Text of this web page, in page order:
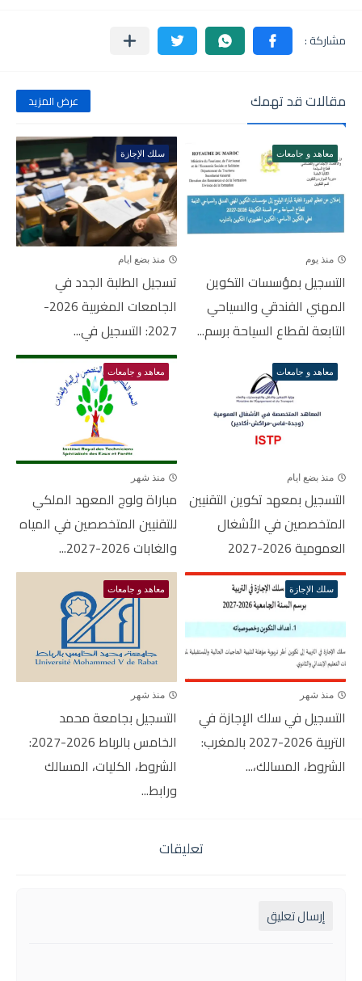
مقالات قد تهمك عرض المزيد
معاهد و جامعات
منذ يوم
التسجيل بمؤسسات التكوين
المهني الفندقي والسياحي
التابعة لقطاع السياحة برسم...
سلك الإجازة
منذ بضع ايام
تسجيل الطلبة الجدد في
الجامعات المغربية 2026-
2027: التسجيل في...
معاهد و جامعات
منذ بضع ايام
التسجيل بمعهد تكوين التقنيين
المتخصصين في الأشغال
العمومية 2026-2027
معاهد و جامعات
منذ شهر
مباراة ولوج المعهد الملكي
للتقنيين المتخصصين في المياه
والغابات 2026-2027...
سلك الإجازة
منذ شهر
التسجيل في سلك الإجازة في
التربية 2026-2027 بالمغرب:
الشروط، المسالك،...
معاهد و جامعات
منذ شهر
التسجيل بجامعة محمد
الخامس بالرباط 2026-2027:
الشروط، الكليات، المسالك
ورابط...
تعليقات
إرسال تعليق